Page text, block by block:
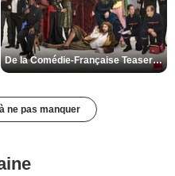
De la Comédie-Française Teaser VF
ne pas manquer